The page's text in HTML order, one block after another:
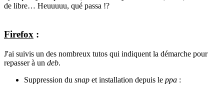
de libre… Heuuuuu, qué passa !?
Firefox :
J'ai suivis un des nombreux tutos qui indiquent la démarche pour
repasser à un deb.
Suppression du snap et installation depuis le ppa :